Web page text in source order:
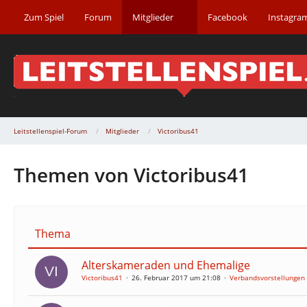
Zum Spiel Forum Mitglieder Facebook
Leitstellenspiel-Forum Mitglieder Victoribus41
Themen von Victoribus41
Thema
Alterskameraden und Ehemalige
Victoribus41 26. Februar 2017 um 21:08 Verbandsvorstellungen